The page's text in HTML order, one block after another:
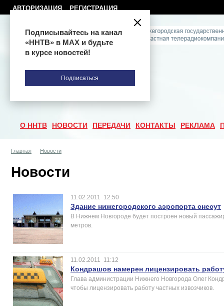
АВТОРИЗАЦИЯ РЕГИСТРАЦИЯ
О ННТВ НОВОСТИ ПЕРЕДАЧИ КОНТАКТЫ РЕКЛАМА
Главная — Новости
Новости
11.02.2011 12:50
Здание нижегородского аэропорта снесут
В Нижнем Новгороде будет построен новый
метров.
11.02.2011 11:12
Кондрашов намерен лицензировать
Глава администрации Нижнего Новгорода Олег
чтобы лицензировать работу частных извозчиков.
Подписывайтесь на канал
«ННТВ» в МАХ и будьте
в курсе новостей!
Подписаться